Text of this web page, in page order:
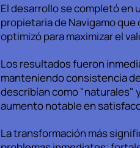
El desarrollo se completó en
propietaria de Navigamo
optimizó para maximizar el
Los resultados fueron
manteniendo consistencia
describían como "naturales"
aumento notable en
La transformación más